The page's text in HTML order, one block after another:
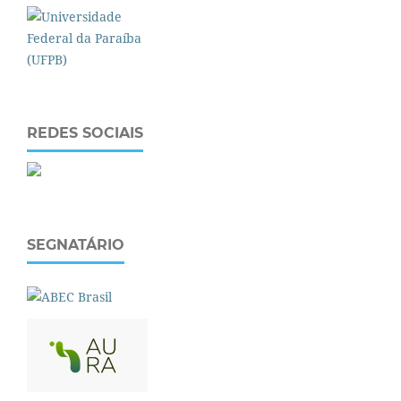
REDES SOCIAIS
SEGNATÁRIO